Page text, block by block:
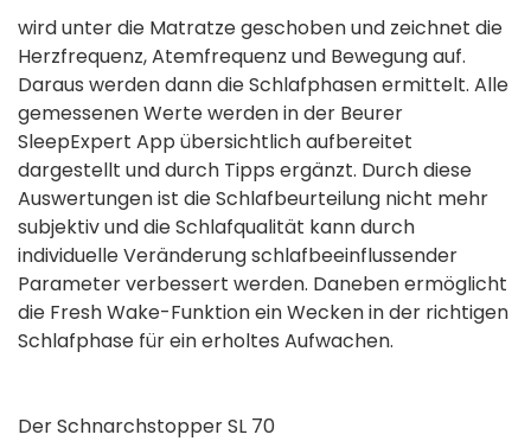
wird unter die Matratze geschoben und zeichnet die
Herzfrequenz, Atemfrequenz und Bewegung auf.
Daraus werden dann die Schlafphasen ermittelt. Alle
gemessenen Werte werden in der Beurer
SleepExpert App übersichtlich aufbereitet
dargestellt und durch Tipps ergänzt. Durch diese
Auswertungen ist die Schlafbeurteilung nicht mehr
subjektiv und die Schlafqualität kann durch
individuelle Veränderung schlafbeeinflussender
Parameter verbessert werden. Daneben ermöglicht
die Fresh Wake-Funktion ein Wecken in der richtigen
Schlafphase für ein erholtes Aufwachen.
Der Schnarchstopper SL 70